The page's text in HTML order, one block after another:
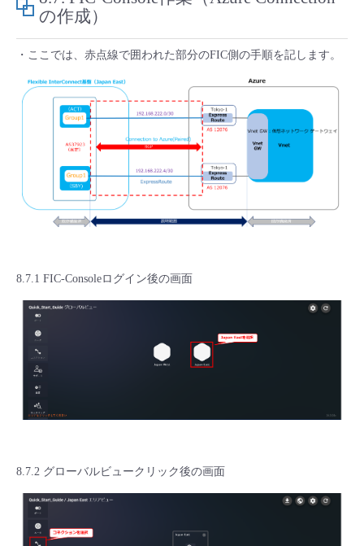
の作成）
・ここでは、赤点線で囲われた部分のFIC側の手順を記します。
8.7.1 FIC-Consoleログイン後の画面
8.7.2 グローバルビュークリック後の画面